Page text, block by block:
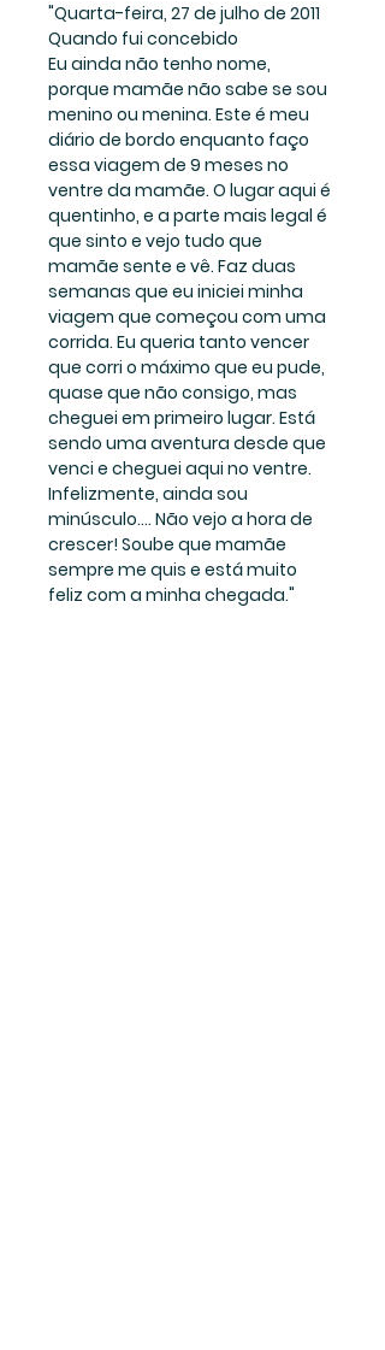
"Quarta-feira, 27 de julho de 2011
Quando fui concebido
Eu ainda não tenho nome,
porque mamãe não sabe se sou
menino ou menina. Este é meu
diário de bordo enquanto faço
essa viagem de 9 meses no
ventre da mamãe. O lugar aqui é
quentinho, e a parte mais legal é
que sinto e vejo tudo que
mamãe sente e vê. Faz duas
semanas que eu iniciei minha
viagem que começou com uma
corrida. Eu queria tanto vencer
que corri o máximo que eu pude,
quase que não consigo, mas
cheguei em primeiro lugar. Está
sendo uma aventura desde que
venci e cheguei aqui no ventre.
Infelizmente, ainda sou
minúsculo.... Não vejo a hora de
crescer! Soube que mamãe
sempre me quis e está muito
feliz com a minha chegada."